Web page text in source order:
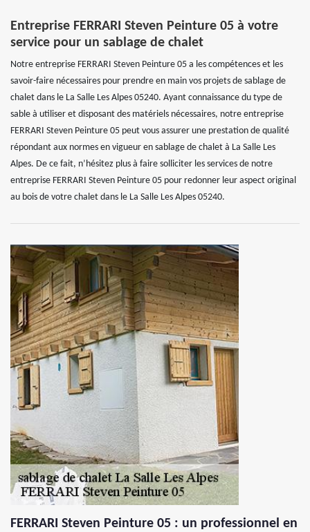
Entreprise FERRARI Steven Peinture 05 à votre
service pour un sablage de chalet
Notre entreprise FERRARI Steven Peinture 05 a les compétences et les
savoir-faire nécessaires pour prendre en main vos projets de sablage de
chalet dans le La Salle Les Alpes 05240. Ayant connaissance du type de
sable à utiliser et disposant des matériels nécessaires, notre entreprise
FERRARI Steven Peinture 05 peut vous assurer une prestation de qualité
répondant aux normes en vigueur en sablage de chalet à La Salle Les
Alpes. De ce fait, n’hésitez plus à faire solliciter les services de notre
entreprise FERRARI Steven Peinture 05 pour redonner leur aspect original
au bois de votre chalet dans le La Salle Les Alpes 05240.
FERRARI Steven Peinture 05 : un professionnel en